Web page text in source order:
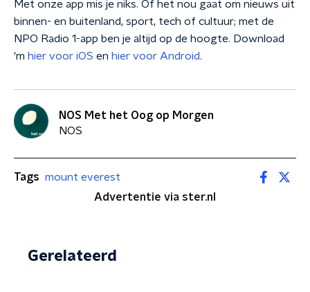
Met onze app mis je niks. Of het nou gaat om nieuws uit
binnen- en buitenland, sport, tech of cultuur; met de
NPO Radio 1-app ben je altijd op de hoogte. Download
'm hier voor iOS en hier voor Android.
NOS Met het Oog op Morgen
NOS
Tags mount everest
Advertentie via ster.nl
Gerelateerd